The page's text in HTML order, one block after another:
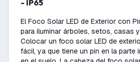
- IP65
El Foco Solar LED de Exterior con
para iluminar árboles, setos, casas
Colocar un foco solar LED de
fácil, ya que tiene un pin en la parte